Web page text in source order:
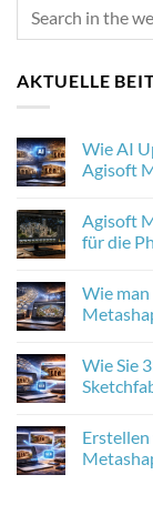
AKTUELLE
Wie AI
Agisoft
on
Wie
AI
Texturen
in
verbessert
Agisoft
für die
on
Agisoft
Metashape
neu
ist
und
für
die
Wie
on
Wie
man
in
Agisoft
Metashape
Wie Sie
on
Wie
Sie